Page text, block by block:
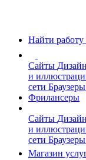
Найти работу
Сайты Дизайн
и
сети Браузеры
Фрилансеры
Сайты Дизайн
и
сети Браузеры
Магазин